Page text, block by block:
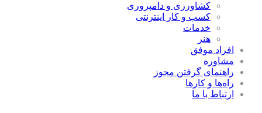
كشاورزی و دامپروری
كسب و كار اينترنتی
خدمات
هنر
افراد موفق
مشاوره
راهنمای گرفتن مجوز
راه‌ها و كارها
ارتباط با ما